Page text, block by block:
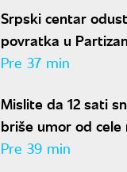
Srpski centar
povratka u
sam Hapoel zbog
Pre 37 min
Mislite da 12 sati
briše umor od cele
Stručnjaci imaju
Pre 39 min